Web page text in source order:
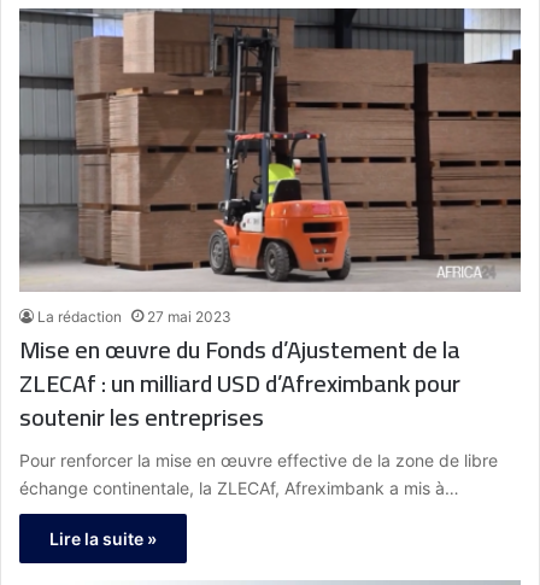
La rédaction 27 mai 2023
Mise en œuvre du Fonds d’Ajustement de la
ZLECAf : un milliard USD d’Afreximbank pour
soutenir les entreprises
Pour renforcer la mise en œuvre effective de la zone de libre
échange continentale, la ZLECAf, Afreximbank a mis à…
Lire la suite »